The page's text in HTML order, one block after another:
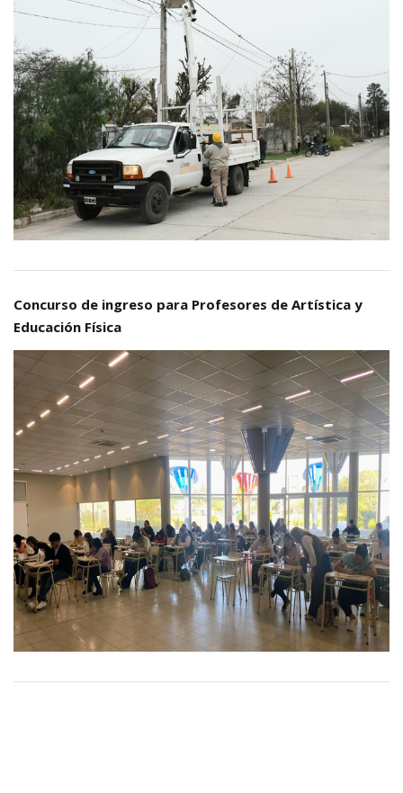
Concurso de ingreso para Profesores de Artística y
Educación Física